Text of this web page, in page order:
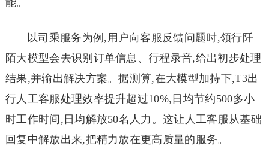
能。
以司乘服务为例,用户向客服反馈问题时,领行阡
陌大模型会去识别订单信息、行程录音,给出初步处理
结果,并输出解决方案。据测算,在大模型加持下,T3出
行人工客服处理效率提升超过10%,日均节约500多小
时工作时间,日均解放50名人力。这让人工客服从基础
回复中解放出来,把精力放在更高质量的服务。